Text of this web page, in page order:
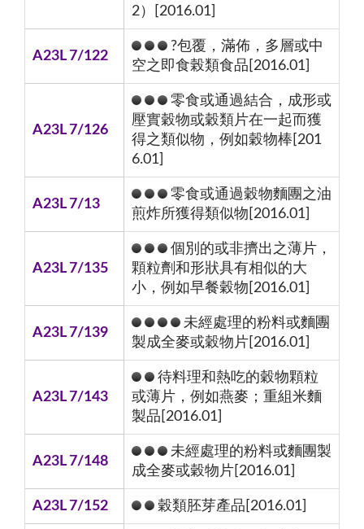
2）[2016.01]
A23L 7/122
?包覆，滿佈，多層或中
空之即食榖類食品[2016.01]
A23L 7/126
零食或通過結合，成形或
壓實穀物或穀類片在一起而獲
得之類似物，例如穀物棒[201
6.01]
A23L 7/13
零食或通過穀物麵團之油
煎炸所獲得類似物[2016.01]
A23L 7/135
個別的或非擠出之薄片，
顆粒劑和形狀具有相似的大
小，例如早餐穀物[2016.01]
A23L 7/139
未經處理的粉料或麵團
製成全麥或穀物片[2016.01]
A23L 7/143
待料理和熱吃的穀物顆粒
或薄片，例如燕麥；重組米麵
製品[2016.01]
A23L 7/148
未經處理的粉料或麵團製
成全麥或穀物片[2016.01]
A23L 7/152 穀類胚芽產品[2016.01]